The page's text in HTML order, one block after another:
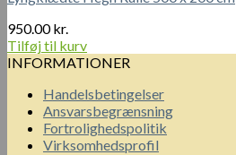
950.00kr.
Tilføj til kurv
INFORMATIONER
Handelsbetingelser
Ansvarsbegrænsning
Fortrolighedspolitik
Virksomhedsprofil